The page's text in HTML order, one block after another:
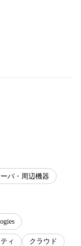
バ・周辺機器
ィ クラウド